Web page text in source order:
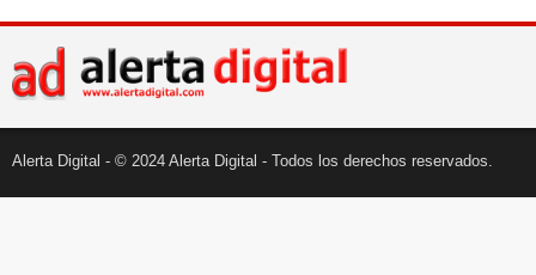
Alerta Digital - © 2024 Alerta Digital - Todos los derechos reservados.